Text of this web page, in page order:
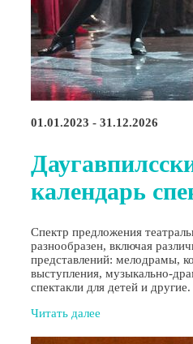
01.01.2023 - 31.12.2026
календарь
Спектр предложения
разнообразен, включая
представлений: мелодрамы,
выступления, музыкально-
спектакли для детей и другие.
Читать далее